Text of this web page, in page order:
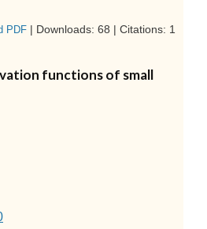
PDF | Downloads: 68 | Citations: 1
functions of small